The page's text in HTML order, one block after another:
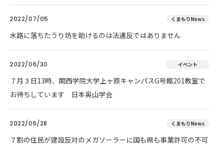
2022/07/05 くまもりNews
水路に落ちたうり坊を助けるのは法違反ではありません
2022/06/30 イベント
７月３日13時、関西学院大学上ヶ原キャンパスG号館201教室で
お待ちしています 日本奥山学会
2022/06/28 くまもりNews
７割の住民が建設反対のメガソーラーに国も県も事業許可の不可